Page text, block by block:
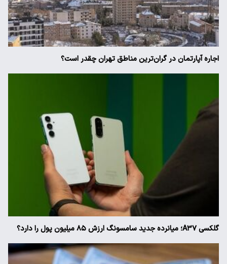
اجاره آپارتمان در گران‌ترین مناطق تهران چقدر است؟
گلکسی A۳۷؛ میانرده جدید سامسونگ ارزش ۸۵ میلیون پول را دارد؟